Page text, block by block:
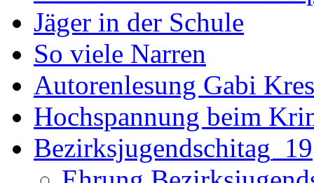
Jäger in der Schule
So viele Narren
Autorenlesung Gabi
Hochspannung beim
Bezirksjugendschitag_19